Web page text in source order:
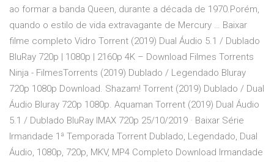
ao formar a banda Queen, durante a década de 1970.Porém,
quando o estilo de vida extravagante de Mercury … Baixar
filme completo Vidro Torrent (2019) Dual Áudio 5.1 / Dublado
BluRay 720p | 1080p | 2160p 4K – Download Filmes Torrents
Ninja - FilmesTorrents (2019) Dublado / Legendado Bluray
720p 1080p Download. Shazam! Torrent (2019) Dublado / Dual
Áudio Bluray 720p 1080p. Aquaman Torrent (2019) Dual Áudio
5.1 / Dublado BluRay IMAX 720p 25/10/2019 · Baixar Série
Irmandade 1ª Temporada Torrent Dublado, Legendado, Dual
Áudio, 1080p, 720p, MKV, MP4 Completo Download Irmandade